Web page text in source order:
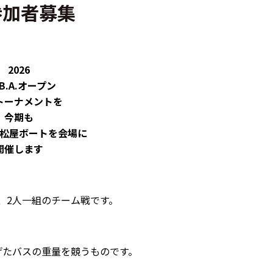
者募集
2026
オープン
ーナメントを
今期も
屋ボートを会場に
催します
人一組のチーム戦です。
バスの重量を競うものです。